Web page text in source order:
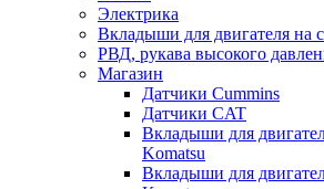
Электрика
Вкладыши для двигателя на
РВД, рукава высокого
Магазин
Датчики Cummins
Датчики CAT
Вкладыши для
Komatsu
Вкладыши для